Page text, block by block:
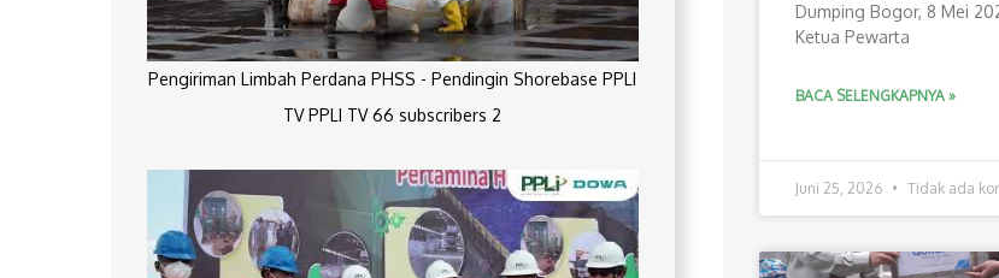
Pengiriman Limbah Perdana PHSS - Pendingin Shorebase PPLI
TV PPLI TV 66 subscribers 2
Dumping Bogor, 8 Mei
Ketua Pewarta
BACA SELENGKAPNYA »
Juni 25, 2026 Tidak ada